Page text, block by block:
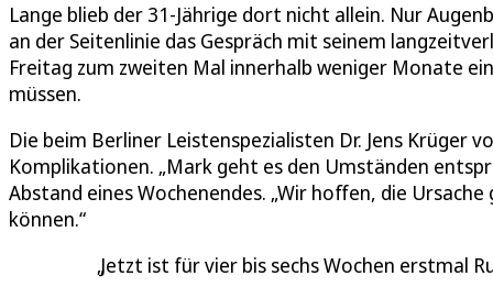
Lange blieb der 31-Jährige dort nicht allein. Nur
an der Seitenlinie das Gespräch mit seinem
Freitag zum zweiten Mal innerhalb weniger Monate
müssen.
Die beim Berliner Leistenspezialisten Dr. Jens Krüger
Komplikationen. „Mark geht es den Umständen
Abstand eines Wochenendes. „Wir hoffen, die
können.“
Jetzt ist für vier bis sechs Wochen erstmal